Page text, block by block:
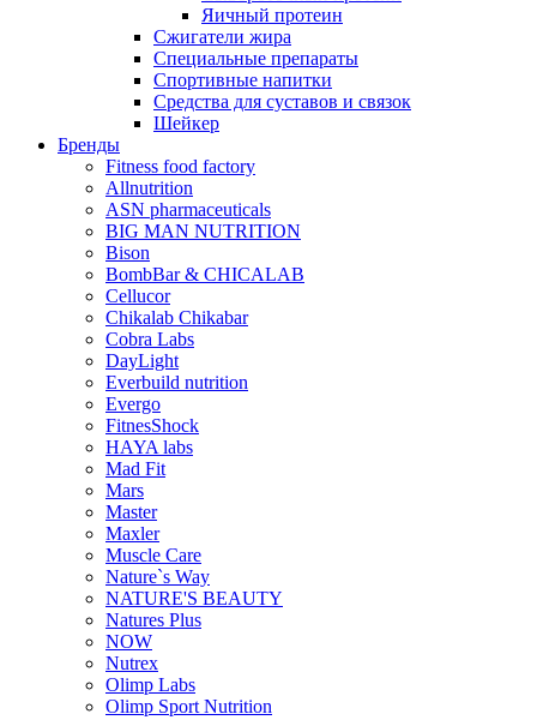
Яичный протеин
Сжигатели жира
Специальные препараты
Спортивные напитки
Средства для суставов и связок
Шейкер
Бренды
Fitness food factory
Allnutrition
ASN pharmaceuticals
BIG MAN NUTRITION
Bison
BombBar & CHICALAB
Cellucor
Chikalab Chikabar
Cobra Labs
DayLight
Everbuild nutrition
Evergo
FitnesShock
HAYA labs
Mad Fit
Mars
Master
Maxler
Muscle Care
Nature`s Way
NATURE'S BEAUTY
Natures Plus
NOW
Nutrex
Olimp Labs
Olimp Sport Nutrition